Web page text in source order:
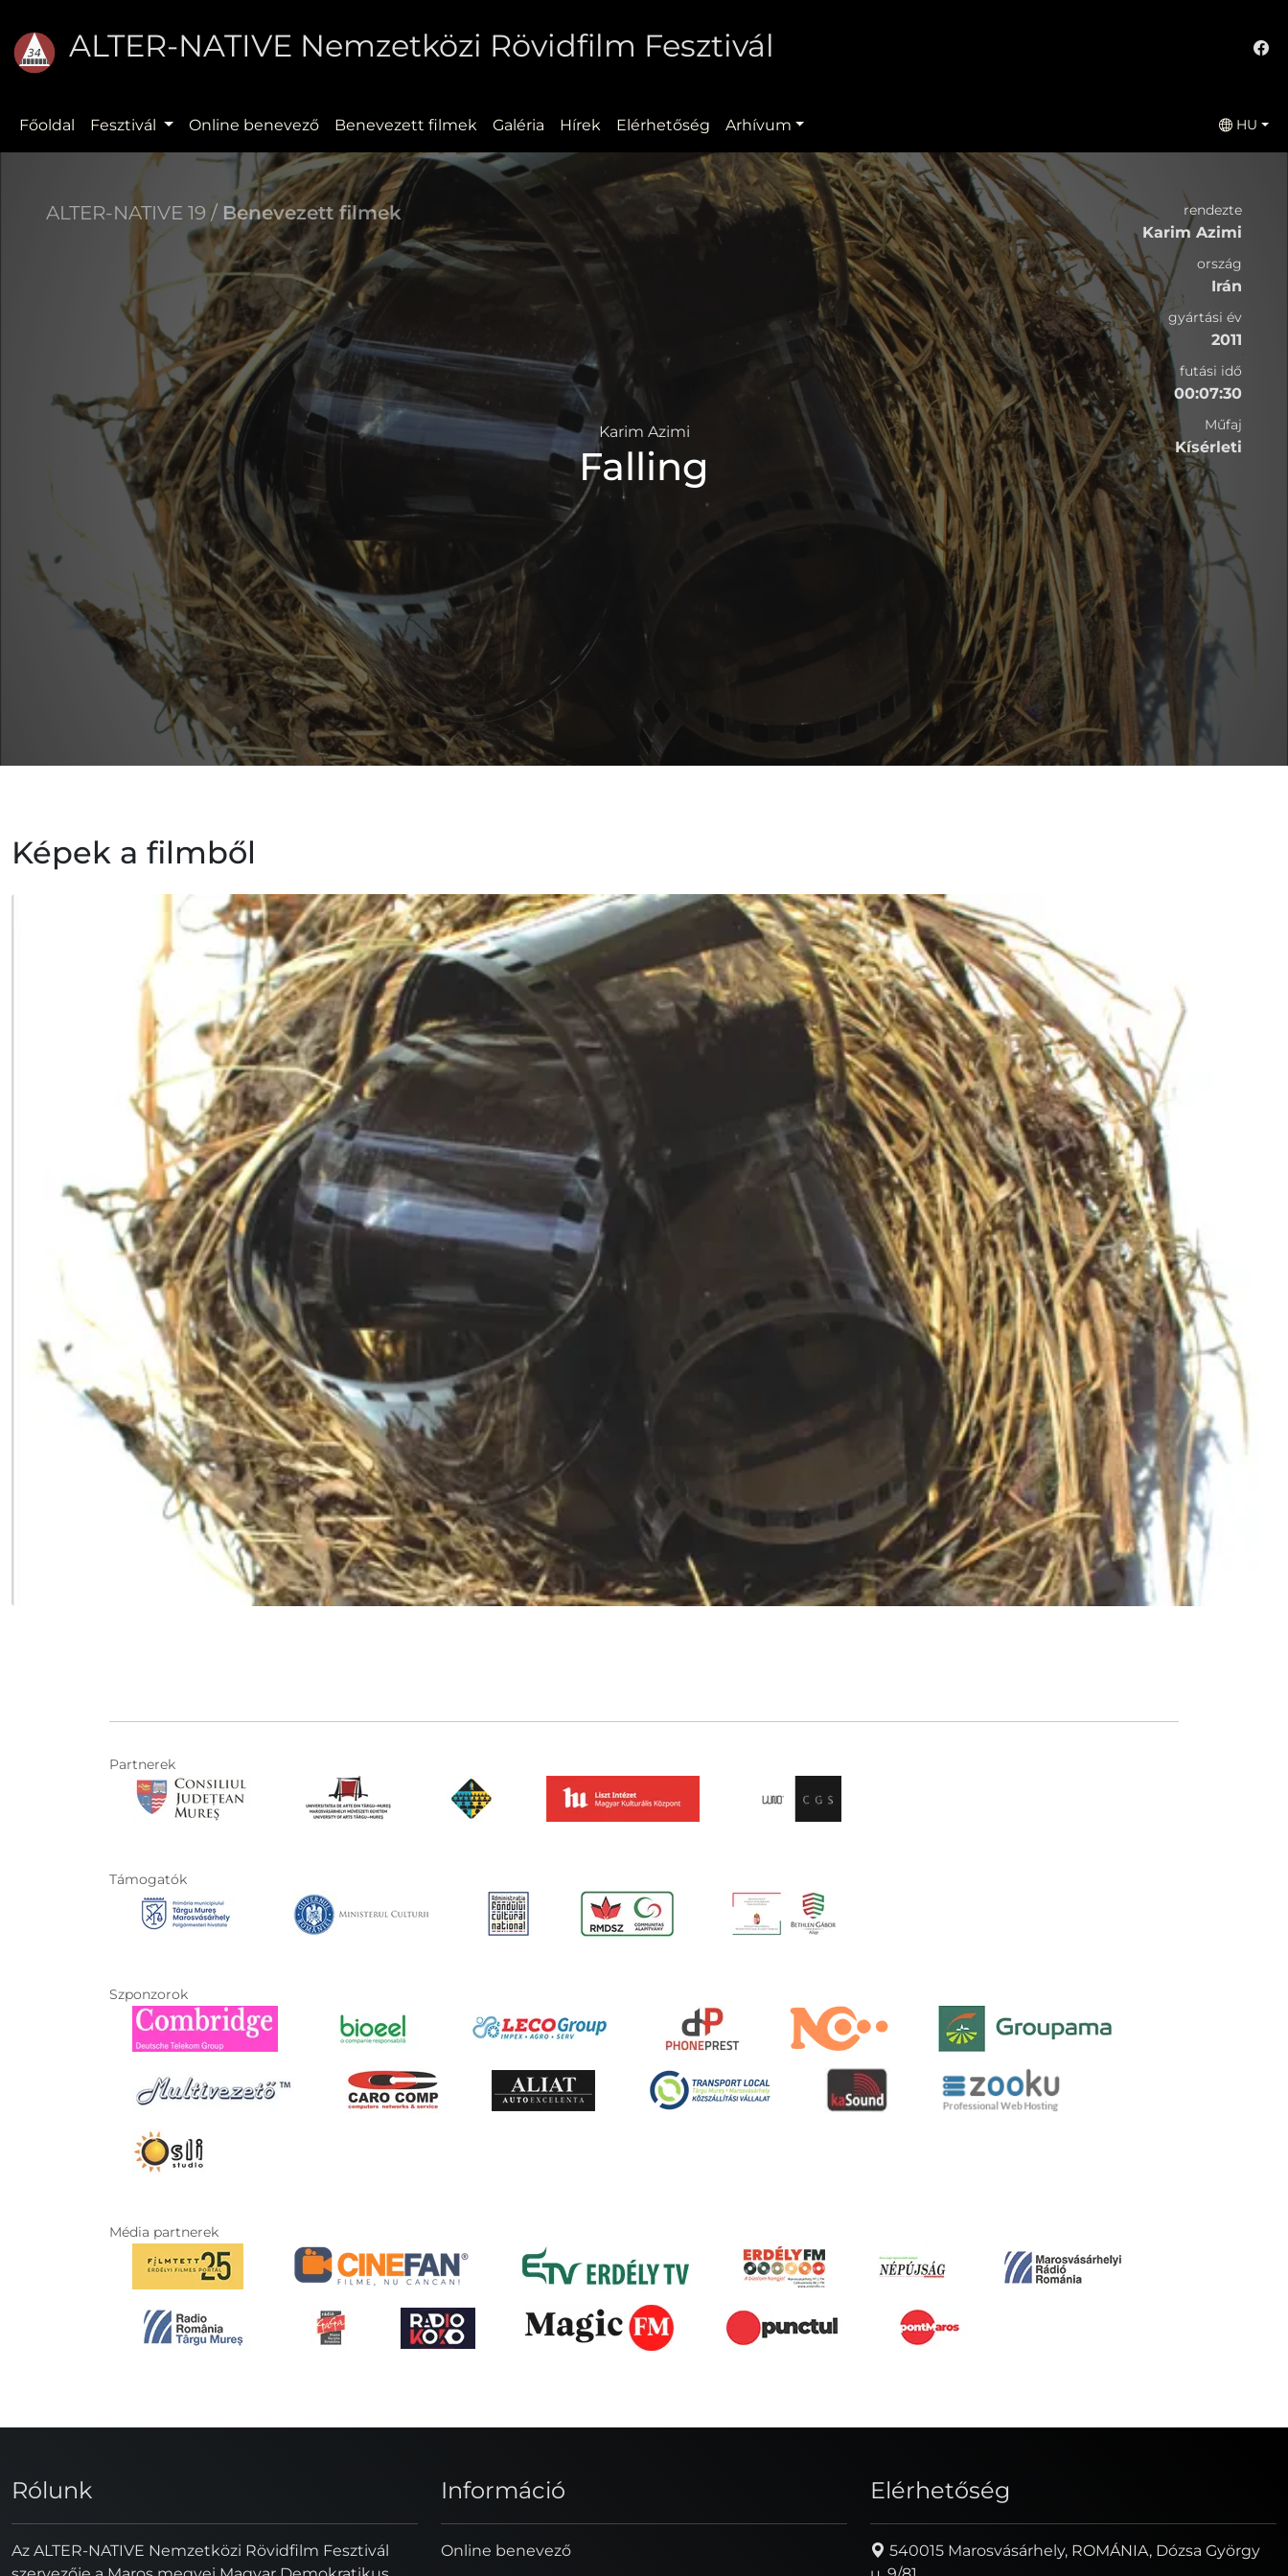
ALTER-NATIVE Nemzetközi Rövidfilm Fesztivál
Főoldal Fesztivál Online benevező Benevezett filmek Galéria Hírek Elérhetőség Arhívum HU
ALTER-NATIVE 19 / Benevezett filmek
Karim Azimi
Falling
rendezte
Karim Azimi
ország
Irán
gyártási év
2011
futási idő
00:07:30
Műfaj
Kísérleti
Képek a filmből
Partnerek
Támogatók
Szponzorok
Média partnerek
Rólunk
Az ALTER-NATIVE Nemzetközi Rövidfilm Fesztivál
Információ
Online benevező
Elérhetőség
540015 Marosvásárhely, ROMÁNIA, Dózsa György